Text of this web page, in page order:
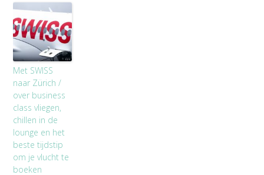
Met SWISS
naar Zürich /
over business
class vliegen,
chillen in de
lounge en het
beste tijdstip
om je vlucht te
boeken